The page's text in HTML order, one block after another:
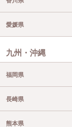
愛媛県
九州・沖縄
福岡県
長崎県
熊本県